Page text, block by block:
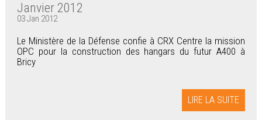
Janvier 2012
03 Jan 2012
Le Ministère de la Défense confie à CRX Centre la mission
OPC pour la construction des hangars du futur A400 à
Bricy
LIRE LA SUITE